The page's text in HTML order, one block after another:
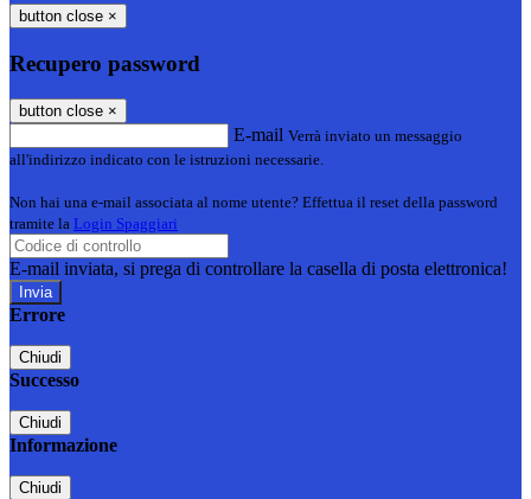
button close ×
Recupero password
button close ×
E-mail Verrà inviato un messaggio
all'indirizzo indicato con le istruzioni necessarie.
Non hai una e-mail associata al nome utente? Effettua il reset della password
tramite la Login Spaggiari
E-mail inviata, si prega di controllare la casella di posta elettronica!
Errore
Chiudi
Successo
Chiudi
Informazione
Chiudi